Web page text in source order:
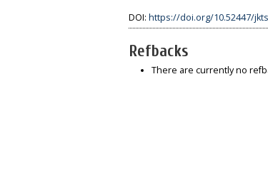
DOI: https://doi.org/10.52447/
Refbacks
There are currently no